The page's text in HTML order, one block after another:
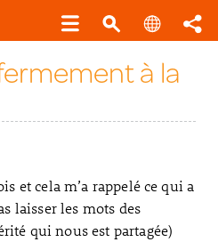
à la
et cela m’a rappelé ce qui a
laisser les mots des
qui nous est partagée)